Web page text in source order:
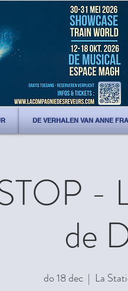
DE VERHALEN VAN ANNE
-
de
do 18 dec
  |
La